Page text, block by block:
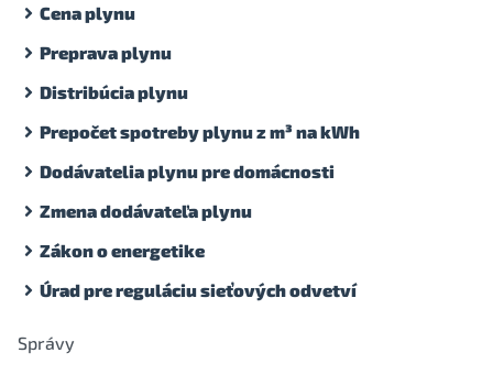
Cena plynu
Preprava plynu
Distribúcia plynu
Prepočet spotreby plynu z m³ na kWh
Dodávatelia plynu pre domácnosti
Zmena dodávateľa plynu
Zákon o energetike
Úrad pre reguláciu sieťových odvetví
Správy